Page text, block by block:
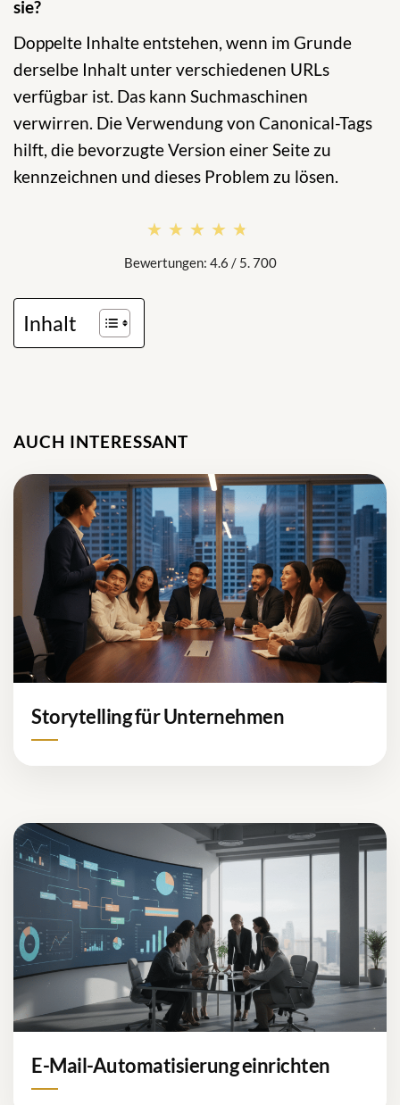
sie?
Doppelte Inhalte entstehen, wenn im Grunde
derselbe Inhalt unter verschiedenen URLs
verfügbar ist. Das kann Suchmaschinen
verwirren. Die Verwendung von Canonical-Tags
hilft, die bevorzugte Version einer Seite zu
kennzeichnen und dieses Problem zu lösen.
★★★★★
★★★★★
Bewertungen: 4.6 / 5. 700
Inhalt
AUCH INTERESSANT
Storytelling für Unternehmen
E-Mail-Automatisierung einrichten